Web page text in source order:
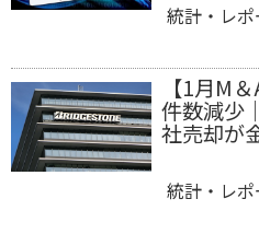
統計・レポ
【1月M
件数減少
社売却が
統計・レポ